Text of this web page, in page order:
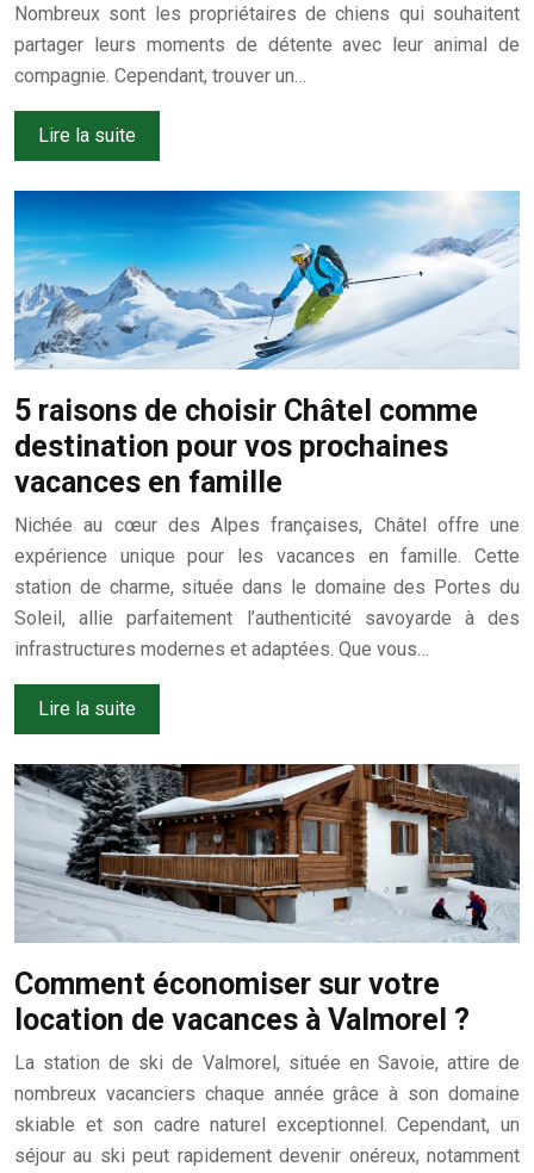
Nombreux sont les propriétaires de chiens qui souhaitent
partager leurs moments de détente avec leur animal de
compagnie. Cependant, trouver un…
Lire la suite
5 raisons de choisir Châtel comme
destination pour vos prochaines
vacances en famille
Nichée au cœur des Alpes françaises, Châtel offre une
expérience unique pour les vacances en famille. Cette
station de charme, située dans le domaine des Portes du
Soleil, allie parfaitement l’authenticité savoyarde à des
infrastructures modernes et adaptées. Que vous…
Lire la suite
Comment économiser sur votre
location de vacances à Valmorel ?
La station de ski de Valmorel, située en Savoie, attire de
nombreux vacanciers chaque année grâce à son domaine
skiable et son cadre naturel exceptionnel. Cependant, un
séjour au ski peut rapidement devenir onéreux, notamment